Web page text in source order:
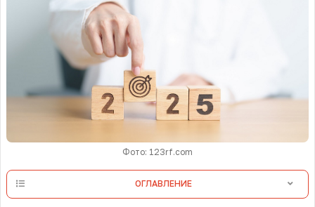
Фото: 123rf.com
ОГЛАВЛЕНИЕ